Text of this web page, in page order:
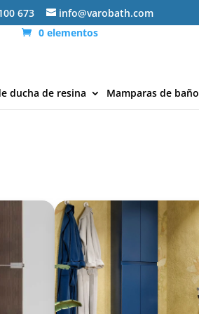
673 info@varobath.com
0 elementos
ducha de resina Mamparas de baño